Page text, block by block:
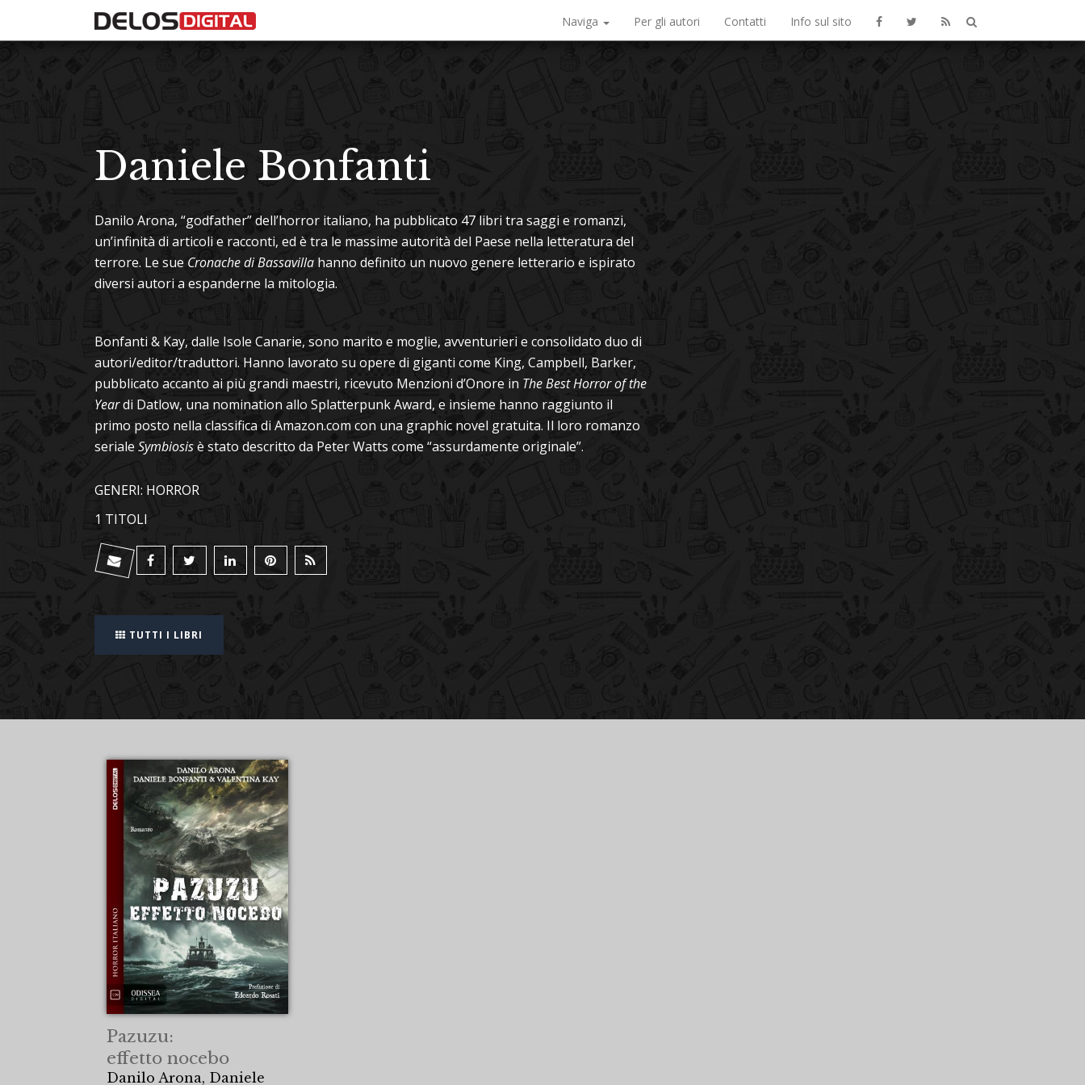
Naviga Per gli autori Contatti Info sul sito
Daniele Bonfanti
Danilo Arona, “godfather” dell’horror italiano, ha pubblicato 47 libri tra saggi e romanzi,
un’infinità di articoli e racconti, ed è tra le massime autorità del Paese nella letteratura del
terrore. Le sue Cronache di Bassavilla hanno definito un nuovo genere letterario e ispirato
diversi autori a espanderne la mitologia.
Bonfanti & Kay, dalle Isole Canarie, sono marito e moglie, avventurieri e consolidato duo di
autori/editor/traduttori. Hanno lavorato su opere di giganti come King, Campbell, Barker,
pubblicato accanto ai più grandi maestri, ricevuto Menzioni d’Onore in The Best Horror of the
Yeardi Datlow, una nomination allo Splatterpunk Award, e insieme hanno raggiunto il
primo posto nella classifica di Amazon.com con una graphic novel gratuita. Il loro romanzo
seriale Symbiosisè stato descritto da Peter Watts come “assurdamente originale”.
GENERI: HORROR
1 TITOLI
TUTTI I LIBRI
Pazuzu:
effetto nocebo
Danilo Arona, Daniele